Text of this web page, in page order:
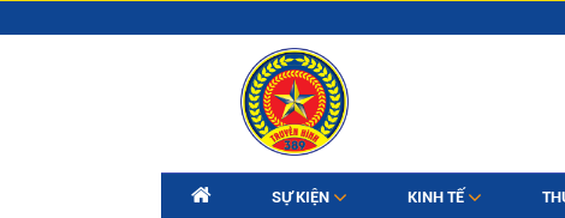
SỰ KIỆN KINH TẾ